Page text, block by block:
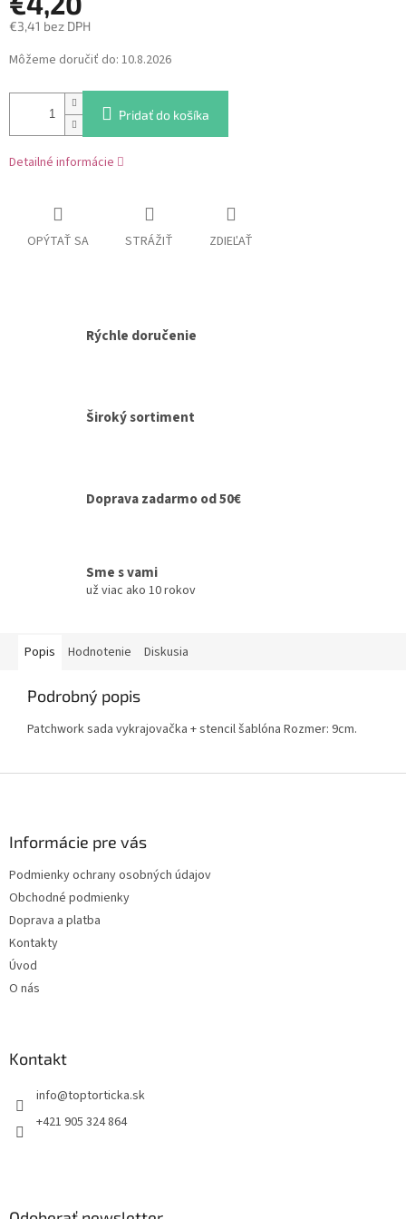
€3,41 bez DPH
Jednotková
cena:
Môžeme doručiť do: 10.8.2026
Pridať do košíka
Detailné informácie
OPÝTAŤ SA STRÁŽIŤ ZDIEĽAŤ
Rýchle doručenie
Široký sortiment
Doprava zadarmo od 50€
Sme s vami
už viac ako 10 rokov
Popis Hodnotenie Diskusia
Podrobný popis
Patchwork sada vykrajovačka + stencil šablóna Rozmer: 9cm.
Informácie pre vás
Podmienky ochrany osobných údajov
Obchodné podmienky
Doprava a platba
Kontakty
Úvod
O nás
Kontakt
+421 905 324 864